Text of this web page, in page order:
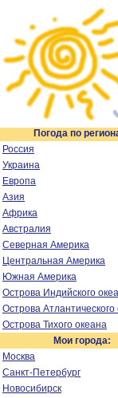
Погода по
Россия
Украина
Европа
Азия
Африка
Австралия
Северная Америка
Центральная Америка
Южная Америка
Острова Индийского
Острова Атлантического
Острова Тихого океана
Мои города:
Москва
Санкт-Петербург
Новосибирск